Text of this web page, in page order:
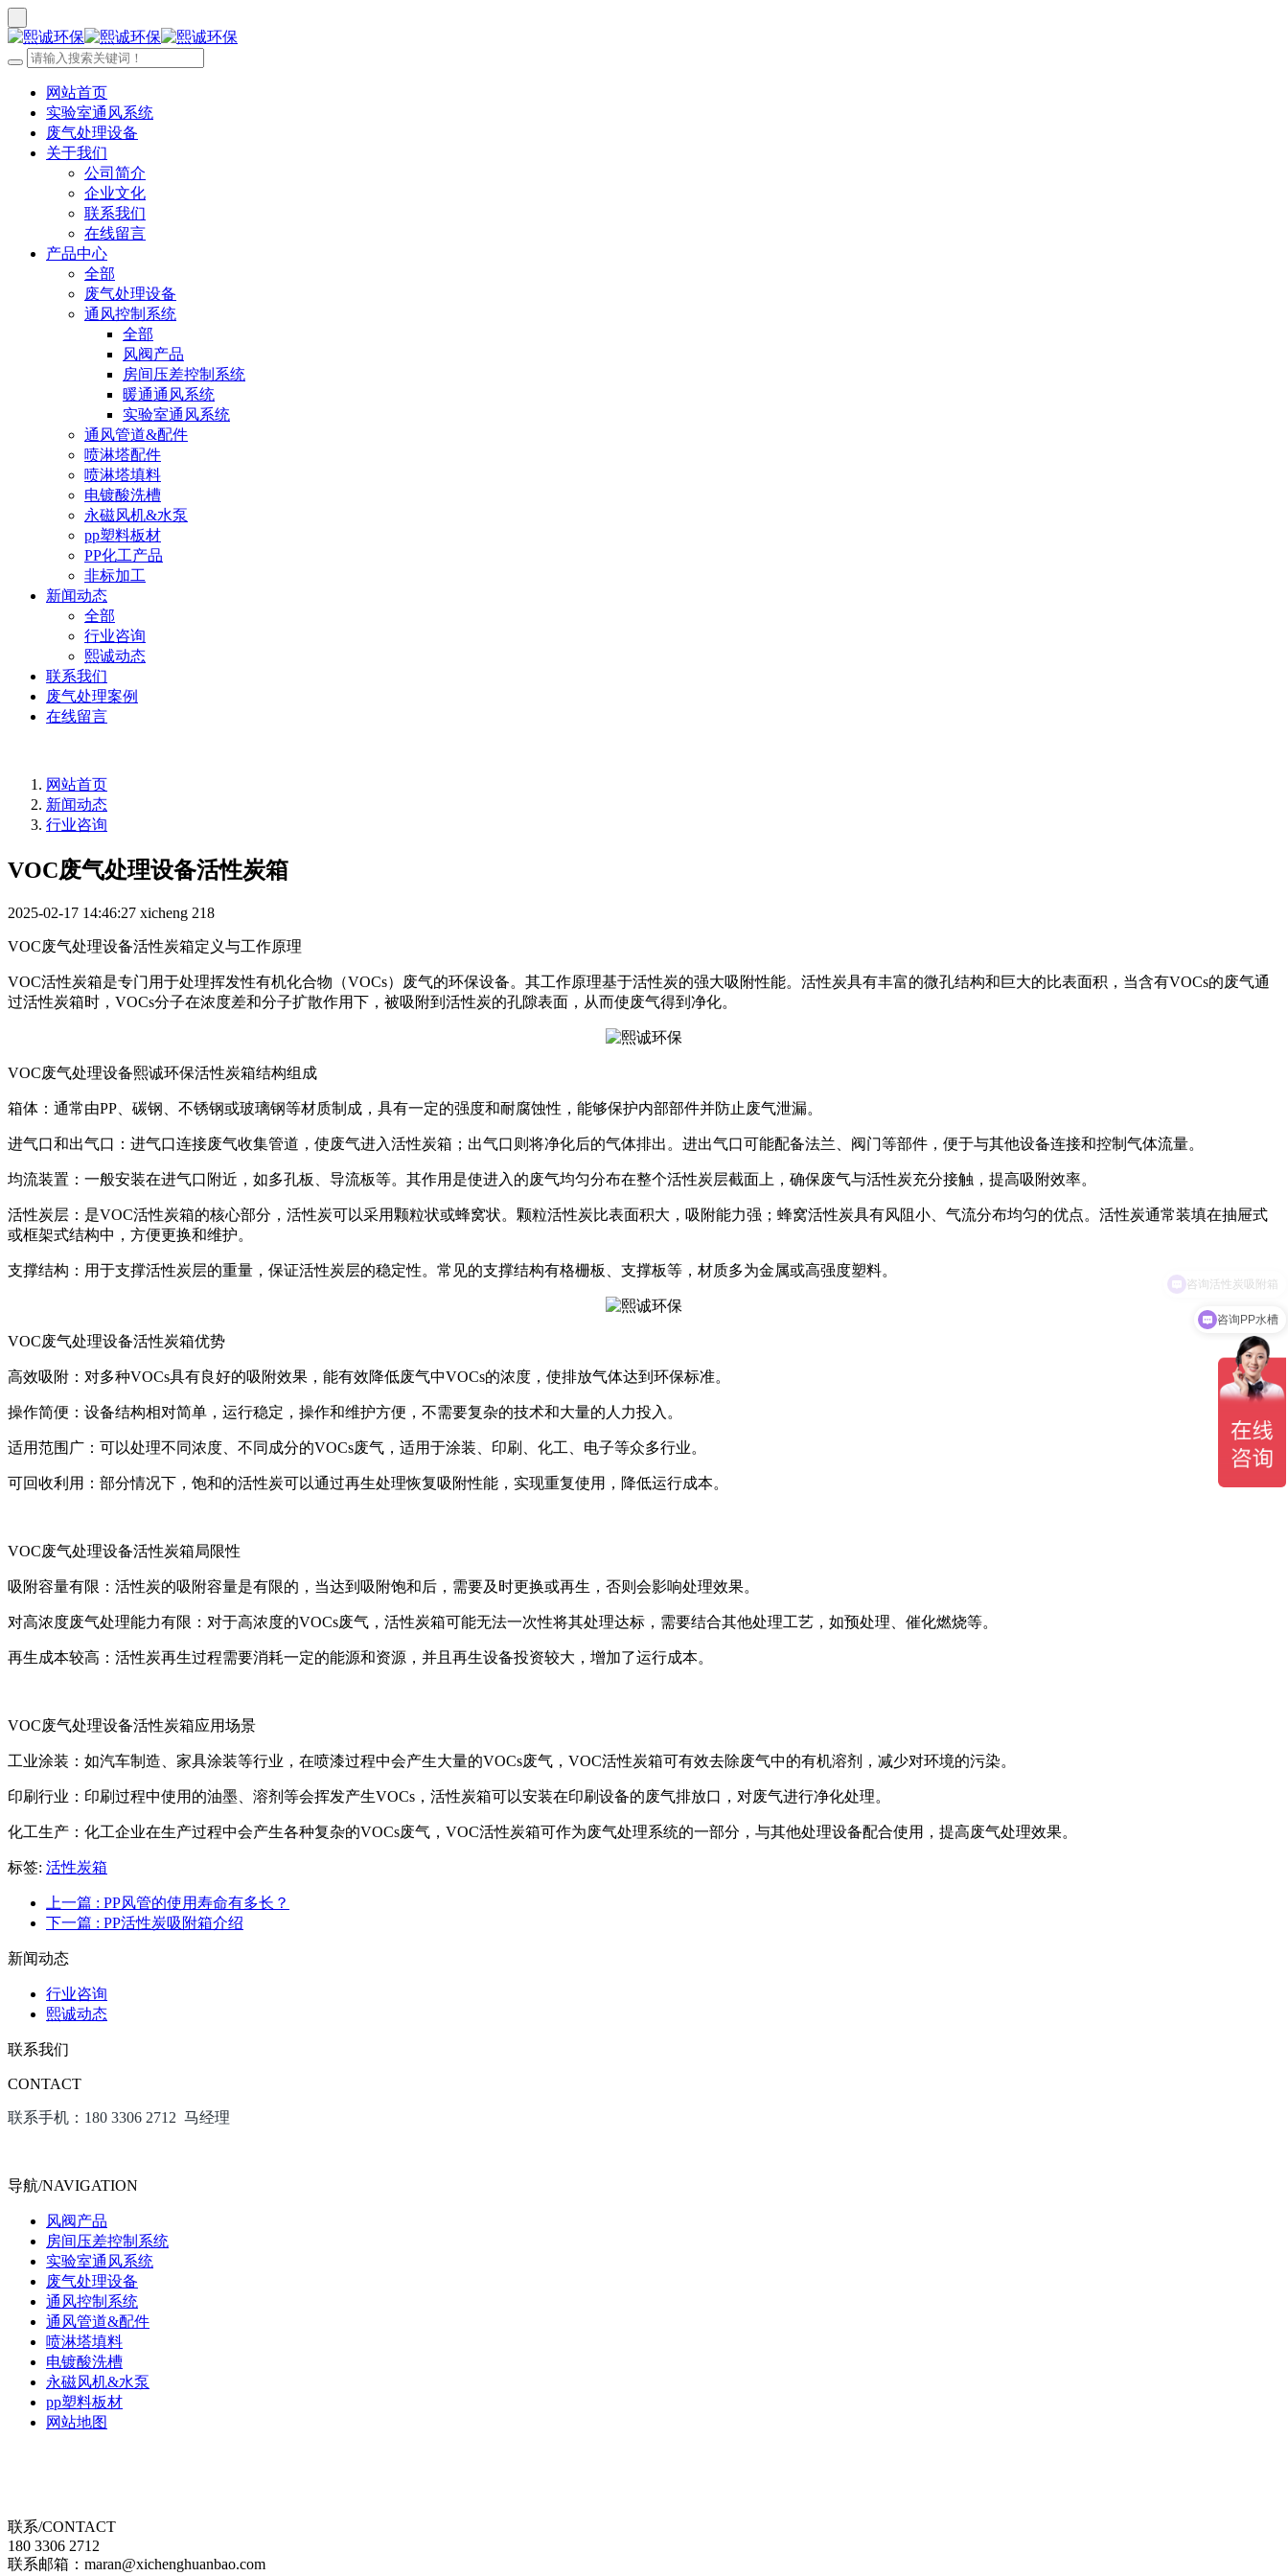
网站首页
实验室通风系统
废气处理设备
关于我们
公司简介
企业文化
联系我们
在线留言
产品中心
全部
废气处理设备
通风控制系统
全部
风阀产品
房间压差控制系统
暖通通风系统
实验室通风系统
通风管道&配件
喷淋塔配件
喷淋塔填料
电镀酸洗槽
永磁风机&水泵
pp塑料板材
PP化工产品
非标加工
新闻动态
全部
行业咨询
熙诚动态
联系我们
废气处理案例
在线留言
网站首页
新闻动态
行业咨询
VOC废气处理设备活性炭箱
2025-02-17 14:46:27 xicheng 218
VOC废气处理设备活性炭箱定义与工作原理
VOC活性炭箱是专门用于处理挥发性有机化合物（VOCs）废气的环保设备。其工作原理基于活性炭的强大吸附性能。活性炭具有丰富的微孔结构和巨大的比表面积，当含有VOCs的废气通
过活性炭箱时，VOCs分子在浓度差和分子扩散作用下，被吸附到活性炭的孔隙表面，从而使废气得到净化。
VOC废气处理设备熙诚环保活性炭箱结构组成
箱体：通常由PP、碳钢、不锈钢或玻璃钢等材质制成，具有一定的强度和耐腐蚀性，能够保护内部部件并防止废气泄漏。
进气口和出气口：进气口连接废气收集管道，使废气进入活性炭箱；出气口则将净化后的气体排出。进出气口可能配备法兰、阀门等部件，便于与其他设备连接和控制气体流量。
均流装置：一般安装在进气口附近，如多孔板、导流板等。其作用是使进入的废气均匀分布在整个活性炭层截面上，确保废气与活性炭充分接触，提高吸附效率。
活性炭层：是VOC活性炭箱的核心部分，活性炭可以采用颗粒状或蜂窝状。颗粒活性炭比表面积大，吸附能力强；蜂窝活性炭具有风阻小、气流分布均匀的优点。活性炭通常装填在抽屉式
或框架式结构中，方便更换和维护。
支撑结构：用于支撑活性炭层的重量，保证活性炭层的稳定性。常见的支撑结构有格栅板、支撑板等，材质多为金属或高强度塑料。
VOC废气处理设备活性炭箱优势
高效吸附：对多种VOCs具有良好的吸附效果，能有效降低废气中VOCs的浓度，使排放气体达到环保标准。
操作简便：设备结构相对简单，运行稳定，操作和维护方便，不需要复杂的技术和大量的人力投入。
适用范围广：可以处理不同浓度、不同成分的VOCs废气，适用于涂装、印刷、化工、电子等众多行业。
可回收利用：部分情况下，饱和的活性炭可以通过再生处理恢复吸附性能，实现重复使用，降低运行成本。
VOC废气处理设备活性炭箱局限性
吸附容量有限：活性炭的吸附容量是有限的，当达到吸附饱和后，需要及时更换或再生，否则会影响处理效果。
对高浓度废气处理能力有限：对于高浓度的VOCs废气，活性炭箱可能无法一次性将其处理达标，需要结合其他处理工艺，如预处理、催化燃烧等。
再生成本较高：活性炭再生过程需要消耗一定的能源和资源，并且再生设备投资较大，增加了运行成本。
VOC废气处理设备活性炭箱应用场景
工业涂装：如汽车制造、家具涂装等行业，在喷漆过程中会产生大量的VOCs废气，VOC活性炭箱可有效去除废气中的有机溶剂，减少对环境的污染。
印刷行业：印刷过程中使用的油墨、溶剂等会挥发产生VOCs，活性炭箱可以安装在印刷设备的废气排放口，对废气进行净化处理。
化工生产：化工企业在生产过程中会产生各种复杂的VOCs废气，VOC活性炭箱可作为废气处理系统的一部分，与其他处理设备配合使用，提高废气处理效果。
标签: 活性炭箱
上一篇 : PP风管的使用寿命有多长？
下一篇 : PP活性炭吸附箱介绍
新闻动态
行业咨询
熙诚动态
联系我们
CONTACT
联系手机：180 3306 2712 马经理
导航/NAVIGATION
风阀产品
房间压差控制系统
实验室通风系统
废气处理设备
通风控制系统
通风管道&配件
喷淋塔填料
电镀酸洗槽
永磁风机&水泵
pp塑料板材
网站地图
联系/CONTACT
180 3306 2712
联系邮箱：maran@xichenghuanbao.com
咨询活性炭吸附箱
咨询PP水槽